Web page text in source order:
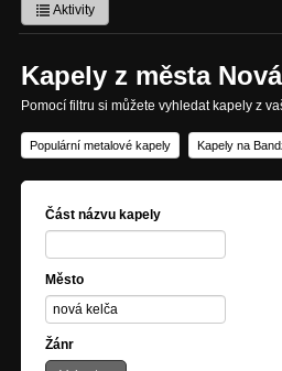
Aktivity
Kapely z města
Pomocí filtru si můžete vyhledat kapely z
Populární metalové kapely Kapely na
Část názvu kapely
Město
Žánr